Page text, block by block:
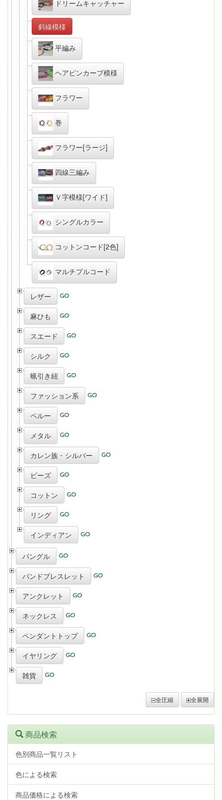
ドリームキャッチャー
斜線模様
平編み
ヘアピンカーブ模様
フラワー
巻
フラワー[ラージ]
四線三編み
Ｖ字模様[ワイド]
シングルカラー
コットンコード[2色]
マルチプルコード
レザー
麻ひも
スエード
シルク
蝋引き紐
ファッション系
ペルー
メタル
カレン族・シルバー
ビーズ
コットン
リング
インディアン
バングル
バンドブレスレット
アンクレット
ネックレス
ペンダントトップ
イヤリング
雑貨
全圧縮 全展開
商品検索
色別商品一覧リスト
色による検索
商品価格による検索